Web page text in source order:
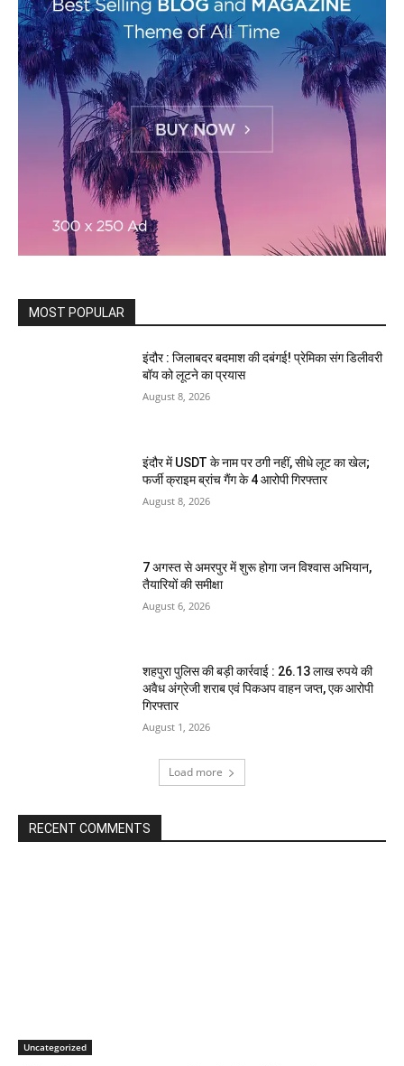
MOST POPULAR
इंदौर : जिलाबदर बदमाश की दबंगई! प्रेमिका संग डिलीवरी
बॉय को लूटने का प्रयास
August 8, 2026
इंदौर में USDT के नाम पर ठगी नहीं, सीधे लूट का खेल;
फर्जी क्राइम ब्रांच गैंग के 4 आरोपी गिरफ्तार
August 8, 2026
7 अगस्त से अमरपुर में शुरू होगा जन विश्वास अभियान,
तैयारियों की समीक्षा
August 6, 2026
शहपुरा पुलिस की बड़ी कार्रवाई : 26.13 लाख रुपये की
अवैध अंग्रेजी शराब एवं पिकअप वाहन जप्त, एक आरोपी
गिरफ्तार
August 1, 2026
Load more
RECENT COMMENTS
Uncategorized